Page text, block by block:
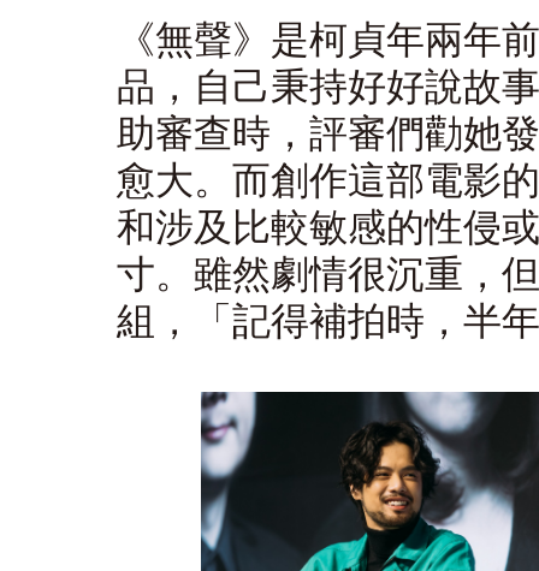
《無聲》是柯貞年兩年
品，自己秉持好好說故
助審查時，評審們勸她
愈大。而創作這部電影
和涉及比較敏感的性侵
寸。雖然劇情很沉重，
組，「記得補拍時，半